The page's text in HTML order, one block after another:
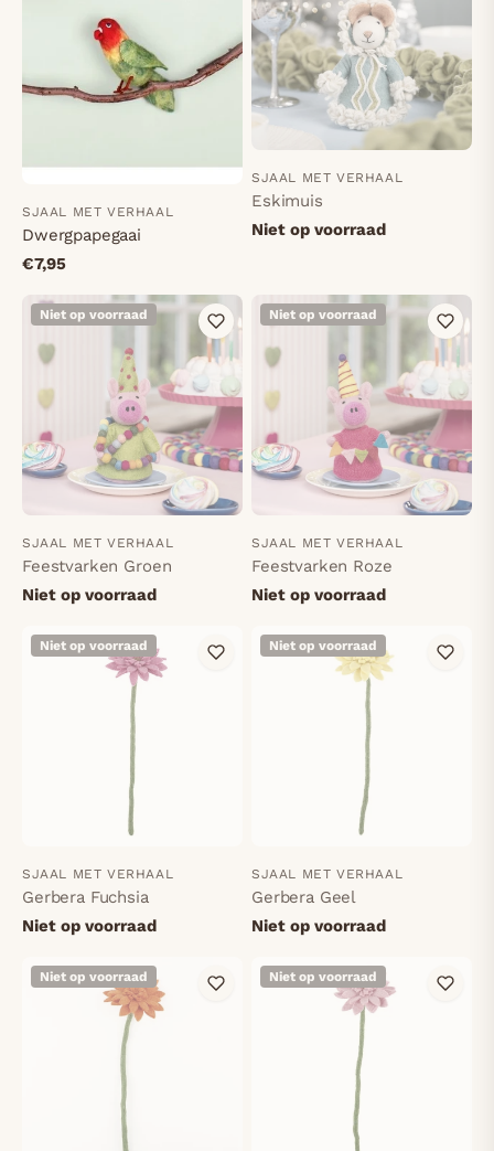
SJAAL MET VERHAAL
Dwergpapegaai
€7,95
SJAAL MET VERHAAL
Eskimuis
Niet op voorraad
Niet op voorraad
SJAAL MET VERHAAL
Feestvarken Groen
Niet op voorraad
Niet op voorraad
SJAAL MET VERHAAL
Feestvarken Roze
Niet op voorraad
Niet op voorraad
SJAAL MET VERHAAL
Gerbera Fuchsia
Niet op voorraad
Niet op voorraad
SJAAL MET VERHAAL
Gerbera Geel
Niet op voorraad
Niet op voorraad Niet op voorraad